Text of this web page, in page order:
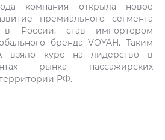
компания открыла новое
премиального сегмента
в России, став импортером
бренда VOYAH. Таким
курс на лидерство в
рынка пассажирских
РФ.